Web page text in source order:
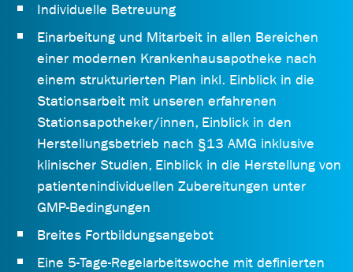
Individuelle Betreuung
Einarbeitung und Mitarbeit in allen Bereichen
einer modernen Krankenhausapotheke nach
einem strukturierten Plan inkl. Einblick in die
Stationsarbeit mit unseren erfahrenen
Stationsapotheker/innen, Einblick in den
Herstellungsbetrieb nach §13 AMG inklusive
klinischer Studien, Einblick in die Herstellung von
patientenindividuellen Zubereitungen unter
GMP-Bedingungen
Breites Fortbildungsangebot
Eine 5-Tage-Regelarbeitswoche mit definierten